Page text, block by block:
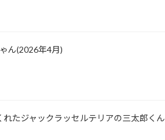
ん(2026年4月)
たジャックラッセルテリアの三太郎くん